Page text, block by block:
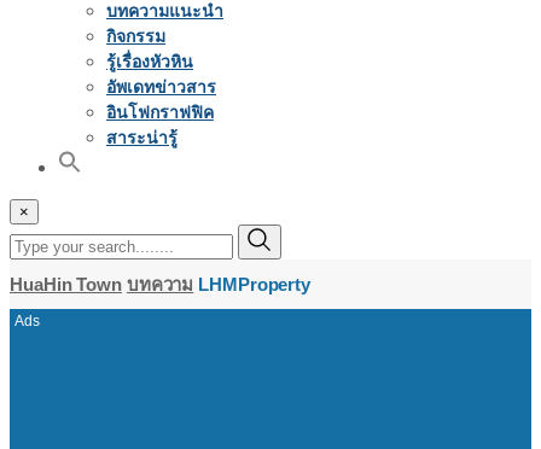
บทความแนะนำ
กิจกรรม
รู้เรื่องหัวหิน
อัพเดทข่าวสาร
อินโฟกราฟฟิค
สาระน่ารู้
×
HuaHin Town บทความ LHMProperty